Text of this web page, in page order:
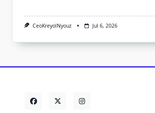
CeoKreyolNyouz Jul 6, 2026